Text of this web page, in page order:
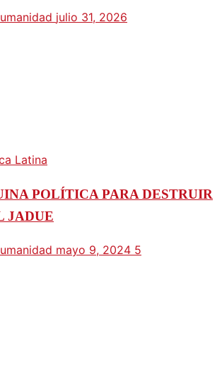
julio 31, 2026
Latina
POLÍTICA PARA DESTRUIR
JADUE
mayo 9, 2024 5